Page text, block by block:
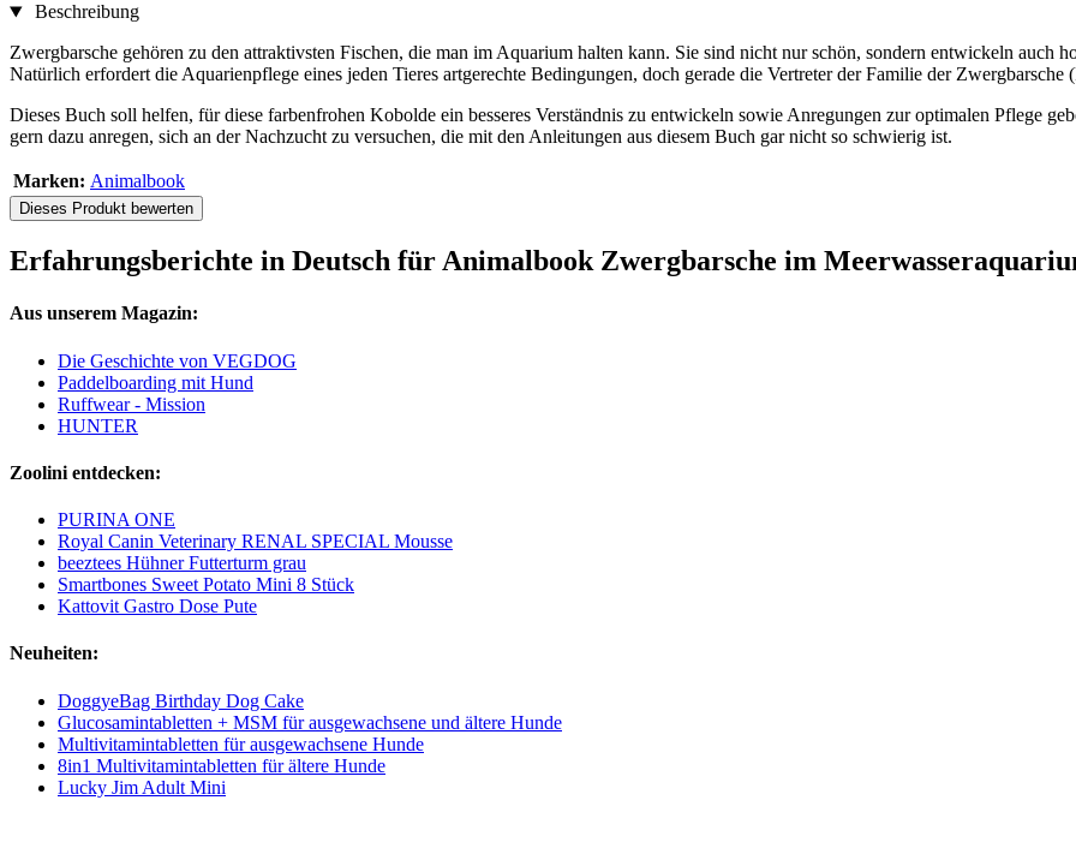
Beschreibung
Zwergbarsche gehören zu den attraktivsten Fischen, die man im Aquarium halten kann. Sie sind nicht nur schön, sondern entwickeln auch
Natürlich erfordert die Aquarienpflege eines jeden Tieres artgerechte Bedingungen, doch gerade die Vertreter der Familie der
Dieses Buch soll helfen, für diese farbenfrohen Kobolde ein besseres Verständnis zu entwickeln sowie Anregungen zur optimalen Pflege
gern dazu anregen, sich an der Nachzucht zu versuchen, die mit den Anleitungen aus diesem Buch gar nicht so schwierig ist.
Marken: Animalbook
Dieses Produkt bewerten
Erfahrungsberichte in Deutsch für Animalbook Zwergbarsche im
Aus unserem Magazin:
Die Geschichte von VEGDOG
Paddelboarding mit Hund
Ruffwear - Mission
HUNTER
Zoolini entdecken:
PURINA ONE
Royal Canin Veterinary RENAL SPECIAL Mousse
beeztees Hühner Futterturm grau
Smartbones Sweet Potato Mini 8 Stück
Kattovit Gastro Dose Pute
Neuheiten:
DoggyeBag Birthday Dog Cake
Glucosamintabletten + MSM für ausgewachsene und ältere Hunde
Multivitamintabletten für ausgewachsene Hunde
8in1 Multivitamintabletten für ältere Hunde
Lucky Jim Adult Mini